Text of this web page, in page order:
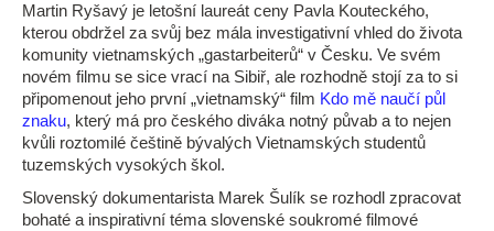
Martin Ryšavý je letošní laureát ceny Pavla Kouteckého,
kterou obdržel za svůj bez mála investigativní vhled do života
komunity vietnamských „gastarbeiterů“ v Česku. Ve svém
novém filmu se sice vrací na Sibiř, ale rozhodně stojí za to si
připomenout jeho první „vietnamský“ film Kdo mě naučí půl
znaku, který má pro českého diváka notný půvab a to nejen
kvůli roztomilé češtině bývalých Vietnamských studentů
tuzemských vysokých škol.
Slovenský dokumentarista Marek Šulík se rozhodl zpracovat
bohaté a inspirativní téma slovenské soukromé filmové